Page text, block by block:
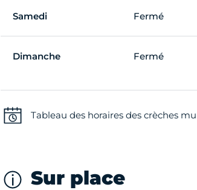
Samedi Fermé
Dimanche Fermé
Tableau des horaires des crèches
Sur place